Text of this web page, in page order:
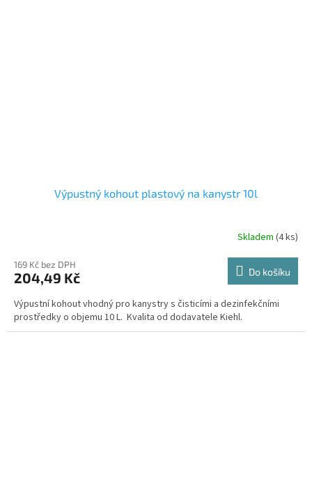
Výpustný kohout plastový na kanystr 10l
Skladem (4 ks)
169 Kč bez DPH
204,49 Kč Do košíku
Výpustní kohout vhodný pro kanystry s čisticími a dezinfekčními
prostředky o objemu 10 L. Kvalita od dodavatele Kiehl.